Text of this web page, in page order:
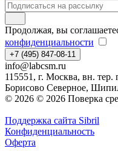
Продолжая, вы
конфиденциальности
+7 (495) 847-08-11
info@labcsm.ru
115551, г. Москва, вн.
Борисово Северное,
© 2026 © 2026 Поверка
Поддержка сайта Sibril
Конфиденциальность
Оферта